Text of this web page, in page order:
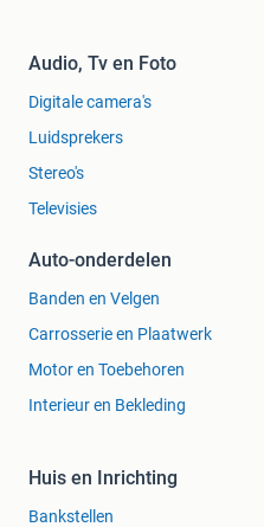
Audio, Tv en Foto
Digitale camera's
Luidsprekers
Stereo's
Televisies
Auto-onderdelen
Banden en Velgen
Carrosserie en Plaatwerk
Motor en Toebehoren
Interieur en Bekleding
Huis en Inrichting
Bankstellen